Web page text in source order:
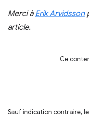
Merci à Erik Arvidsson
article.
Ce
Sauf indication contraire,